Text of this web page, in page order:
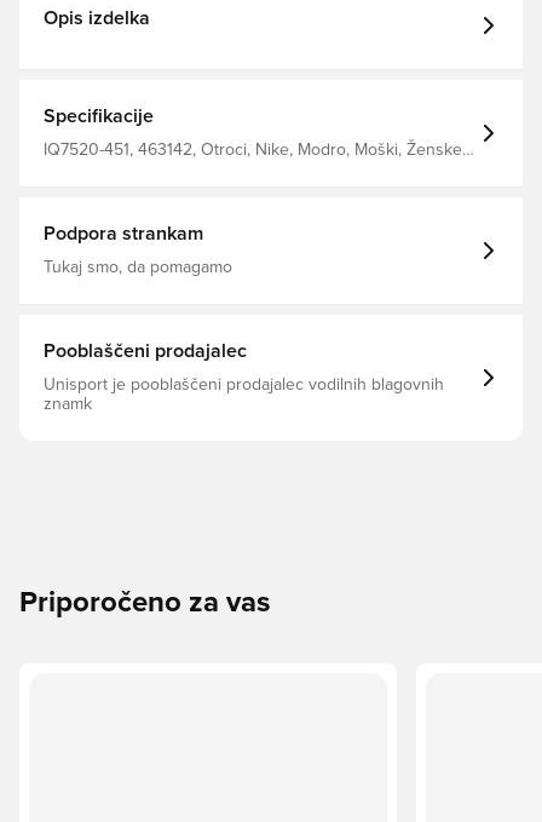
Opis izdelka
Specifikacije
IQ7520-451, 463142, Otroci, Nike, Modro, Moški, Ženske,
Podpora strankam
Tukaj smo, da pomagamo
Pooblaščeni prodajalec
Unisport je pooblaščeni prodajalec vodilnih blagovnih
znamk
Priporočeno za vas